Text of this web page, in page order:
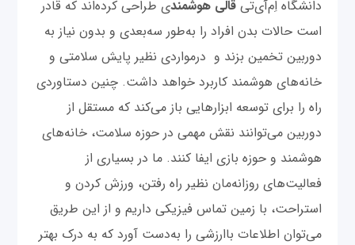
دانشگاه اِم‌آی‌تیقالی هوشمندی طراحی کرده‌اند که قادر
است حالات بدن افراد را به‌طور سه‌بعدی و بدون نیاز به
دوربین تخمین بزند و درمواردی نظیر پایش سلامتی و
خانه‌های هوشمند کاربرد خواهد داشت. چنین دستاوردی
راه را برای توسعه ابزارهایی باز می‌کند که مستقل از
دوربین می‌توانند نقش مهمی در حوزه سلامت، خانه‌های
هوشمند و حوزه بازی ایفا کنند. ما در بسیاری از
فعالیت‌های روزانه‌مان نظیر راه رفتن، ورزش کردن و
استراحت، با زمین تماس فیزیکی داریم و از این طریق
می‌توان اطلاعات باارزشی را به‌دست آورد که به درک بهتر